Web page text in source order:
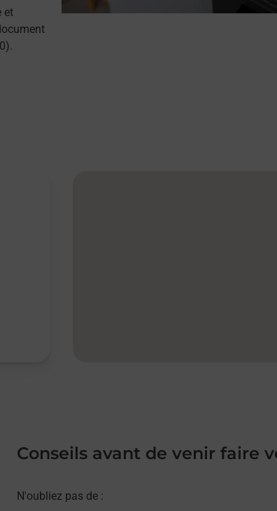
et
Conseils avant de venir faire
N'oubliez pas de :